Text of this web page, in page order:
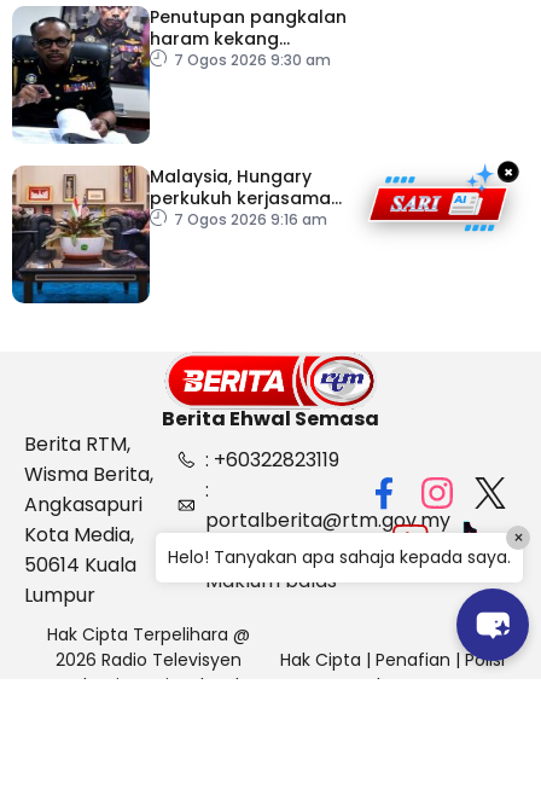
Penutupan pangkalan
haram kekang
penyeludupan di
7 Ogos 2026 9:30 am
Malaysia, Hungary
perkukuh kerjasama
sektor pertanian
7 Ogos 2026 9:16 am
×
Berita Ehwal Semasa
Berita RTM,
Wisma Berita,
Angkasapuri
Kota Media,
50614 Kuala
Lumpur
: +60322823119
:
portalberita@rtm.gov.my
: Aduan &
Maklum balas
Hak Cipta Terpelihara @
2026 Radio Televisyen
Malaysia, Berita Ehwal
Hak Cipta | Penafian | Polisi
Keselamatan
Helo! Tanyakan apa sahaja kepada saya.
×